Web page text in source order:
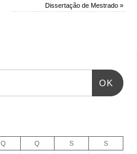
Dissertação de Mestrado»
OK
Q Q S S